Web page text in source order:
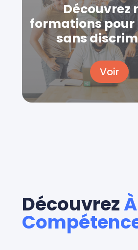
Découvrez
formations
sans
Voir
DécouvrezÀ